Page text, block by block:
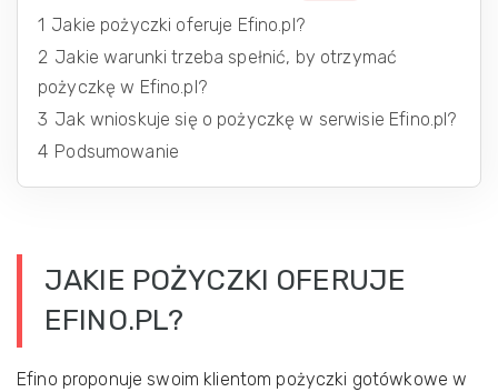
1 Jakie pożyczki oferuje Efino.pl?
2 Jakie warunki trzeba spełnić, by otrzymać
pożyczkę w Efino.pl?
3 Jak wnioskuje się o pożyczkę w serwisie Efino.pl?
4 Podsumowanie
JAKIE POŻYCZKI OFERUJE
EFINO.PL?
Efino proponuje swoim klientom pożyczki gotówkowe w